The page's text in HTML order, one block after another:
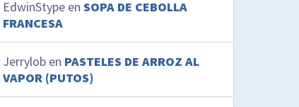
EdwinStype enSOPA DE CEBOLLA
FRANCESA
Jerrylob en PASTELES DE ARROZ AL
VAPOR (PUTOS)